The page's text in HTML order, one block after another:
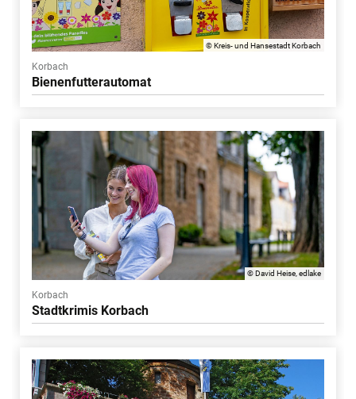
© Kreis- und Hansestadt Korbach
Korbach
Bienenfutterautomat
© David Heise, edlake
Korbach
Stadtkrimis Korbach